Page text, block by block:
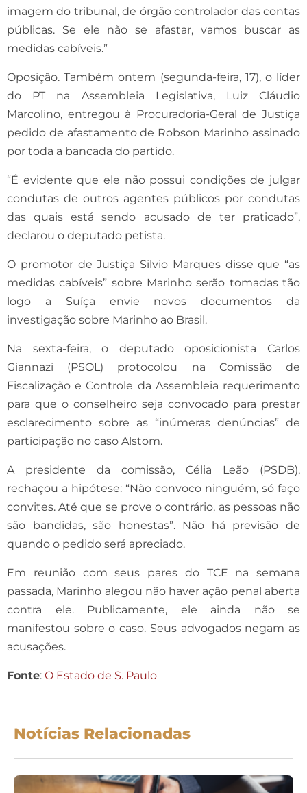
imagem do tribunal, de órgão controlador das contas
públicas. Se ele não se afastar, vamos buscar as
medidas cabíveis.”
Oposição. Também ontem (segunda-feira, 17), o líder
do PT na Assembleia Legislativa, Luiz Cláudio
Marcolino, entregou à Procuradoria-Geral de Justiça
pedido de afastamento de Robson Marinho assinado
por toda a bancada do partido.
“É evidente que ele não possui condições de julgar
condutas de outros agentes públicos por condutas
das quais está sendo acusado de ter praticado”,
declarou o deputado petista.
O promotor de Justiça Silvio Marques disse que “as
medidas cabíveis” sobre Marinho serão tomadas tão
logo a Suíça envie novos documentos da
investigação sobre Marinho ao Brasil.
Na sexta-feira, o deputado oposicionista Carlos
Giannazi (PSOL) protocolou na Comissão de
Fiscalização e Controle da Assembleia requerimento
para que o conselheiro seja convocado para prestar
esclarecimento sobre as “inúmeras denúncias” de
participação no caso Alstom.
A presidente da comissão, Célia Leão (PSDB),
rechaçou a hipótese: “Não convoco ninguém, só faço
convites. Até que se prove o contrário, as pessoas não
são bandidas, são honestas”. Não há previsão de
quando o pedido será apreciado.
Em reunião com seus pares do TCE na semana
passada, Marinho alegou não haver ação penal aberta
contra ele. Publicamente, ele ainda não se
manifestou sobre o caso. Seus advogados negam as
acusações.
Fonte: O Estado de S. Paulo
Notícias Relacionadas